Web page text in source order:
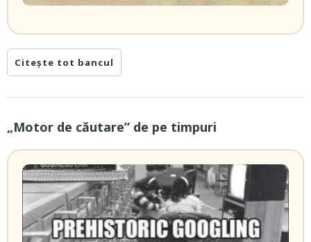
Citește tot bancul
„Motor de căutare” de pe timpuri